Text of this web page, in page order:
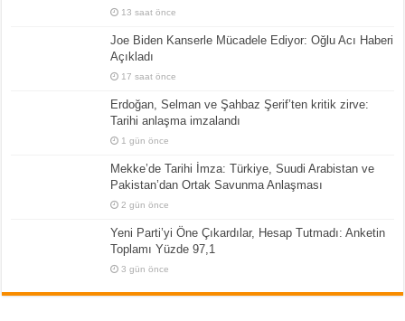
13 saat önce
Joe Biden Kanserle Mücadele Ediyor: Oğlu Acı Haberi
Açıkladı
17 saat önce
Erdoğan, Selman ve Şahbaz Şerif’ten kritik zirve:
Tarihi anlaşma imzalandı
1 gün önce
Mekke’de Tarihi İmza: Türkiye, Suudi Arabistan ve
Pakistan’dan Ortak Savunma Anlaşması
2 gün önce
Yeni Parti’yi Öne Çıkardılar, Hesap Tutmadı: Anketin
Toplamı Yüzde 97,1
3 gün önce